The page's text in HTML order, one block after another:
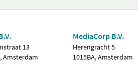
13
Amsterdam
MediaCorp B.V.
Herengracht 5
1015BA, Amsterdam